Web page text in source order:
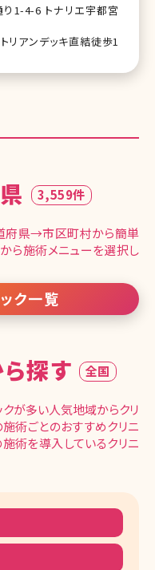
1-4-6 トナリエ宇都宮
リアンデッキ直結徒歩1
3,559件
府県→市区町村から簡単
ら施術メニューを選択し
ク一覧
探す 全国
が多い人気地域からクリ
術ごとのおすすめクリニ
術を導入しているクリニ